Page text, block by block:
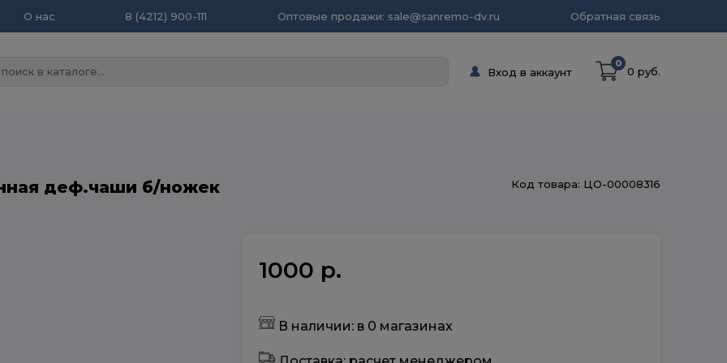
О нас 8 (4212) 900-111 Оптовые продажи: sale@sanremo-dv.ru Обратная связь
Вход в аккаунт
0
0 руб.
деф.чаши б/ножек Код товара: ЦО-00008316
1000 р.
В наличии: в 0 магазинах